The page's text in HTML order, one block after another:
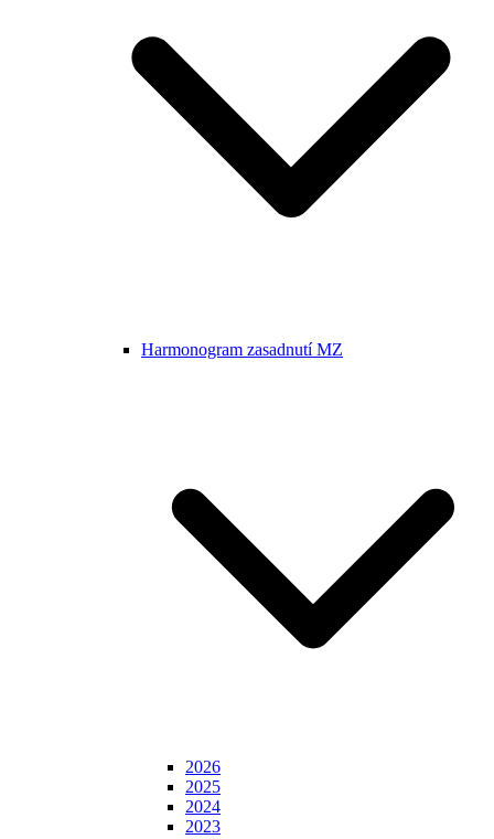
Harmonogram zasadnutí MZ
2026
2025
2024
2023